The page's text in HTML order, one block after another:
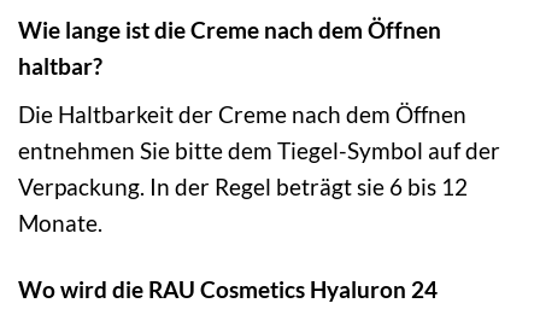
Wie lange ist die Creme nach dem Öffnen
haltbar?
Die Haltbarkeit der Creme nach dem Öffnen
entnehmen Sie bitte dem Tiegel-Symbol auf der
Verpackung. In der Regel beträgt sie 6 bis 12
Monate.
Wo wird die RAU Cosmetics Hyaluron 24